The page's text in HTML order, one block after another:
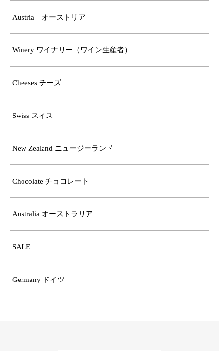
Austria オーストリア
Winery ワイナリー（ワイン生産者）
Cheeses チーズ
Swiss スイス
New Zealand ニュージーランド
Chocolate チョコレート
Australia オーストラリア
SALE
Germany ドイツ